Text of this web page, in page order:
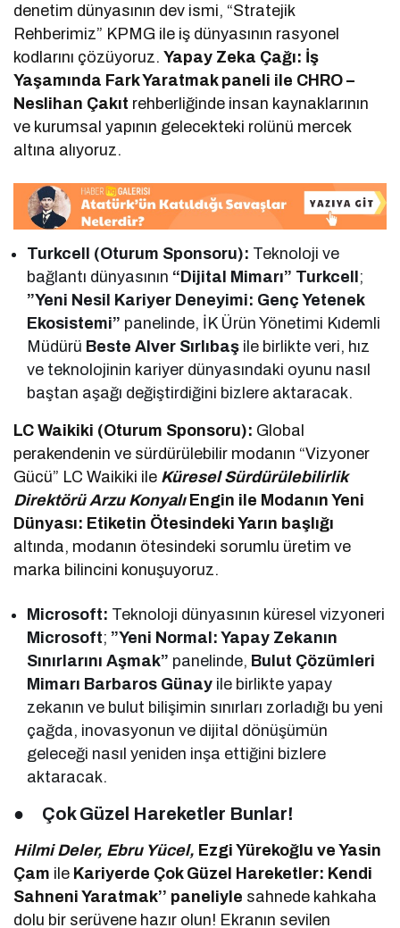
denetim dünyasının dev ismi, “Stratejik
Rehberimiz” KPMG ile iş dünyasının rasyonel
kodlarını çözüyoruz.Yapay Zeka Çağı: İş
Yaşamında Fark Yaratmak paneli ile CHRO –
Neslihan Çakıt rehberliğinde insan kaynaklarının
ve kurumsal yapının gelecekteki rolünü mercek
altına alıyoruz.
Turkcell (Oturum Sponsoru): Teknoloji ve
bağlantı dünyasının “Dijital Mimarı” Turkcell ;
”Yeni Nesil Kariyer Deneyimi: Genç Yetenek
Ekosistemi” panelinde, İK Ürün Yönetimi Kıdemli
Müdürü Beste Alver Sırlıbaş ile birlikte veri, hız
ve teknolojinin kariyer dünyasındaki oyunu nasıl
baştan aşağı değiştirdiğini bizlere aktaracak.
LC Waikiki (Oturum Sponsoru): Global
perakendenin ve sürdürülebilir modanın “Vizyoner
Gücü” LC Waikiki ile Küresel Sürdürülebilirlik
Direktörü Arzu Konyalı Engin ile Modanın Yeni
Dünyası: Etiketin Ötesindeki Yarın başlığı
altında, modanın ötesindeki sorumlu üretim ve
marka bilincini konuşuyoruz.
Microsoft: Teknoloji dünyasının küresel vizyoneri
Microsoft; ”Yeni Normal: Yapay Zekanın
Sınırlarını Aşmak” panelinde, Bulut Çözümleri
Mimarı Barbaros Günay ile birlikte yapay
zekanın ve bulut bilişimin sınırları zorladığı bu yeni
çağda, inovasyonun ve dijital dönüşümün
geleceği nasıl yeniden inşa ettiğini bizlere
aktaracak.
● Çok Güzel Hareketler Bunlar!
Hilmi Deler, Ebru Yücel, Ezgi Yürekoğlu ve Yasin
Çam ile Kariyerde Çok Güzel Hareketler: Kendi
Sahneni Yaratmak’’ paneliyle sahnede kahkaha
dolu bir serüvene hazır olun! Ekranın sevilen